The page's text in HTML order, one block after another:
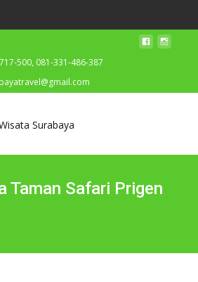
500, 081-331-486-387
Taman Safari Prigen